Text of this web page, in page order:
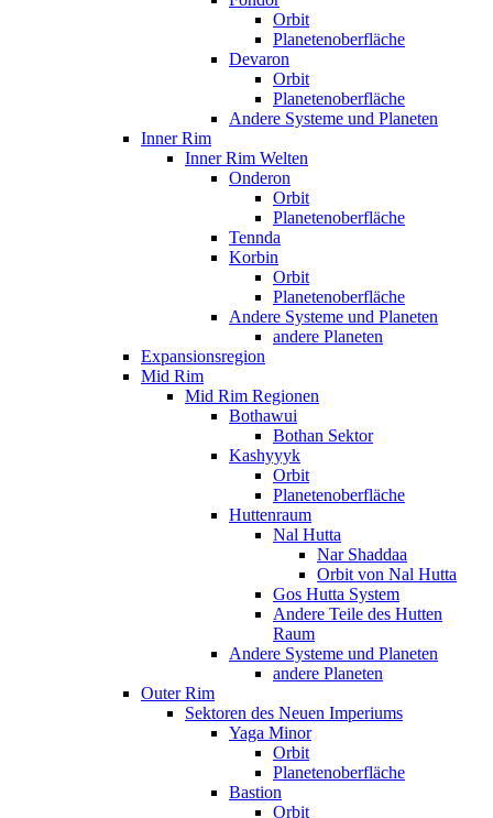
Orbit
Planetenoberfläche
Devaron
Orbit
Planetenoberfläche
Andere Systeme und Planeten
Inner Rim
Inner Rim Welten
Onderon
Orbit
Planetenoberfläche
Tennda
Korbin
Orbit
Planetenoberfläche
Andere Systeme und Planeten
andere Planeten
Expansionsregion
Mid Rim
Mid Rim Regionen
Bothawui
Bothan Sektor
Kashyyyk
Orbit
Planetenoberfläche
Huttenraum
Nal Hutta
Nar Shaddaa
Orbit von Nal Hutta
Gos Hutta System
Andere Teile des Hutten
Raum
Andere Systeme und Planeten
andere Planeten
Outer Rim
Sektoren des Neuen Imperiums
Yaga Minor
Orbit
Planetenoberfläche
Bastion
Orbit